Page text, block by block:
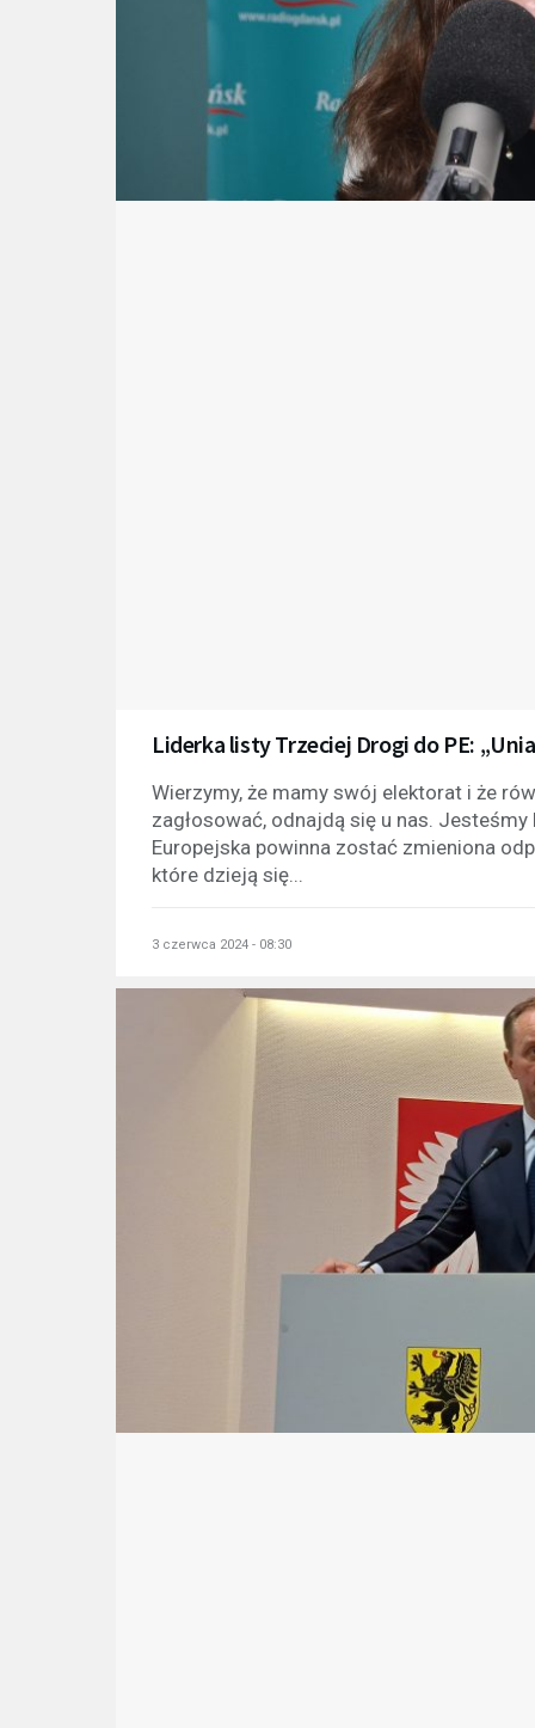
Liderka listy Trzeciej Drogi do PE:
Wierzymy, że mamy swój elektorat i że
zagłosować, odnajdą się u nas.
Europejska powinna zostać zmieniona
które dzieją się...
3 czerwca 2024 - 08:30